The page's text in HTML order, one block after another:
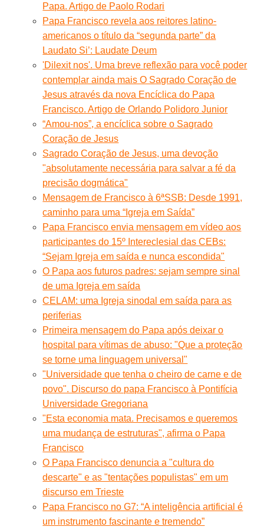
Papa. Artigo de Paolo Rodari
Papa Francisco revela aos reitores latino-
americanos o título da “segunda parte” da
Laudato Si’: Laudate Deum
'Dilexit nos'. Uma breve reflexão para você poder
contemplar ainda mais O Sagrado Coração de
Jesus através da nova Encíclica do Papa
Francisco. Artigo de Orlando Polidoro Junior
“Amou-nos”, a encíclica sobre o Sagrado
Coração de Jesus
Sagrado Coração de Jesus, uma devoção
"absolutamente necessária para salvar a fé da
precisão dogmática"
Mensagem de Francisco à 6ªSSB: Desde 1991,
caminho para uma “Igreja em Saída”
Papa Francisco envia mensagem em vídeo aos
participantes do 15º Intereclesial das CEBs:
“Sejam Igreja em saída e nunca escondida"
O Papa aos futuros padres: sejam sempre sinal
de uma Igreja em saída
CELAM: uma Igreja sinodal em saída para as
periferias
Primeira mensagem do Papa após deixar o
hospital para vítimas de abuso: "Que a proteção
se torne uma linguagem universal"
"Universidade que tenha o cheiro de carne e de
povo". Discurso do papa Francisco à Pontifícia
Universidade Gregoriana
"Esta economia mata. Precisamos e queremos
uma mudança de estruturas", afirma o Papa
Francisco
O Papa Francisco denuncia a "cultura do
descarte" e as "tentações populistas" em um
discurso em Trieste
Papa Francisco no G7: “A inteligência artificial é
um instrumento fascinante e tremendo”